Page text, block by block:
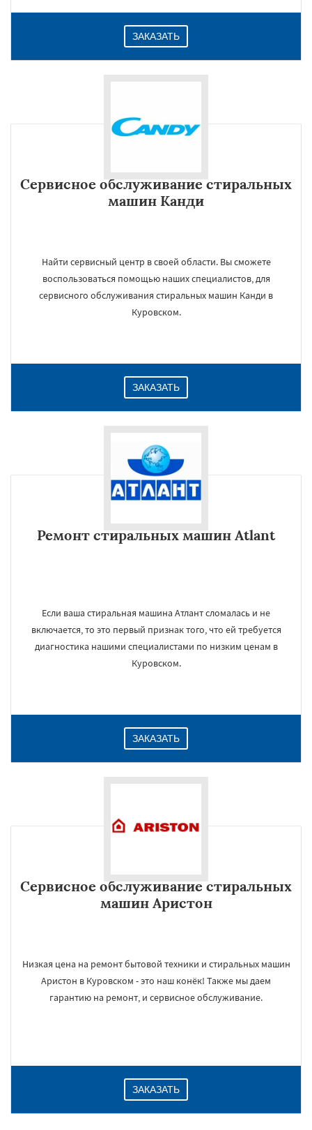
ЗАКАЗАТЬ
Сервисное обслуживание стиральных
машин Канди
Найти сервисный центр в своей области. Вы сможете
воспользоваться помощью наших специалистов, для
сервисного обслуживания стиральных машин Канди в
Куровском.
ЗАКАЗАТЬ
Ремонт стиральных машин Atlant
Если ваша стиральная машина Атлант сломалась и не
включается, то это первый признак того, что ей требуется
диагностика нашими специалистами по низким ценам в
Куровском.
ЗАКАЗАТЬ
Сервисное обслуживание стиральных
машин Аристон
Низкая цена на ремонт бытовой техники и стиральных машин
Аристон в Куровском - это наш конёк! Также мы даем
гарантию на ремонт, и сервисное обслуживание.
ЗАКАЗАТЬ